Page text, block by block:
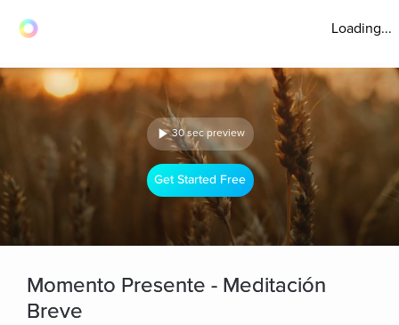
Loading...
30 sec preview
Get Started Free
Momento Presente - Meditación
Breve